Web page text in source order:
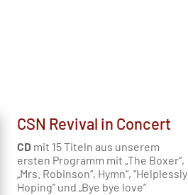
CSN Revival in Concert
CD mit 15 Titeln aus unserem
ersten Programm mit „The Boxer“,
„Mrs. Robinson“, Hymn“, “Helplessly
Hoping” und „Bye bye love”